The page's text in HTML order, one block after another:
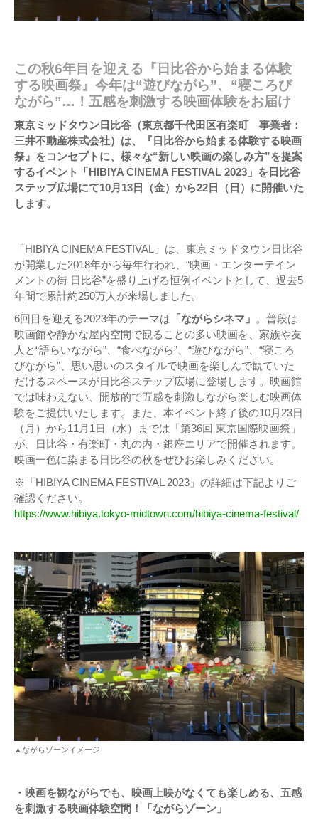
この秋6年目を迎える『日比谷から始まる体験
する映画祭』今年は“遊びながら”、“寝ころび
ながら”…！五感を刺激する映画体験をお届け
東京ミッドタウン日比谷（東京都千代田区有楽町 事業者：
三井不動産株式会社）は、『日比谷から始まる体験する映画
祭』をコンセプトに、様々な“新しい映画の楽しみ方”を提案
するイベント「HIBIYA CINEMA FESTIVAL 2023」を日比谷
ステップ広場にて10月13日（金）から22日（日）に開催いた
します。
「HIBIYA CINEMA FESTIVAL」は、東京ミッドタウン日比谷
が開業した2018年から毎年行われ、“映画・エンターテイン
メントの街 日比谷”を盛り上げる恒例イベントとして、過去5
年間で累計約250万人が来場しました。
6回目を迎える2023年のテーマは 「ながらシネマ」 。普段は
映画館や静かな屋内空間で観ることの多い映画を、家族や友
人と“語らいながら”、“食べながら”、“遊びながら”、“寝ころ
びながら”、思い思いのスタイルで映画を楽しんで観ていた
だけるスペースが日比谷ステップ広場に登場します。映画館
では味わえない、開放的で五感を刺激しながら楽しむ映画体
験をご提供いたします。また、本イベント終了後の10月23日
（月）から11月1日（水）までは「第36回 東京国際映画祭」
が、日比谷・有楽町・丸の内・銀座エリアで開催されます。
映画一色に染まる日比谷の秋をぜひお楽しみください。
※「HIBIYA CINEMA FESTIVAL 2023」の詳細は下記よりご
確認ください。
https://www.hibiya.tokyo-midtown.com/hibiya-cinema-festival/
▲ながらゾーンイメージ
・映画を観ながらでも、映画上映がなくても楽しめる、五感
を刺激する映画体験空間！「ながらゾーン」